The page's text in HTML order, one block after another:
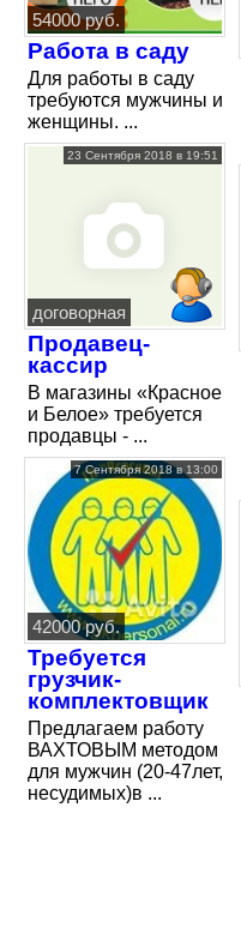
54000 руб.
Работа в саду
Для работы в саду
требуются мужчины и
женщины. ...
23 Сентября 2018 в 19:51
договорная
Продавец-
кассир
В магазины «Красное
и Белое» требуется
продавцы - ...
7 Сентября 2018 в 13:00
42000 руб.
Требуется
грузчик-
комплектовщик
Предлагаем работу
ВАХТОВЫМ методом
для мужчин (20-47лет,
несудимых)в ...